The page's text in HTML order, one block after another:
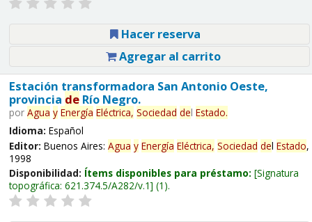
Hacer reserva
Agregar al carrito
Estación transformadora San Antonio Oeste,
provincia deRío Negro.
por Agua y Energía Eléctrica, Sociedad del Estado.
Idioma: Español
Editor: Buenos Aires: Agua y Energía Eléctrica, Sociedad del Estado,
1998
Disponibilidad: Ítems disponibles para préstamo: Signatura
topográfica: 621.374.5/A282/v.1 (1).